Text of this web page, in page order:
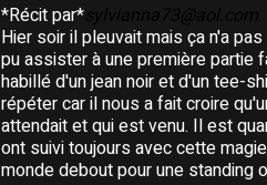
*Récit par*
Hier soir il pleuvait mais ça n'a
pu assister à une première partie
habillé d'un jean noir et d'un tee-
répéter car il nous a fait croire
attendait et qui est venu. Il est
ont suivi toujours avec cette
monde debout pour une standing